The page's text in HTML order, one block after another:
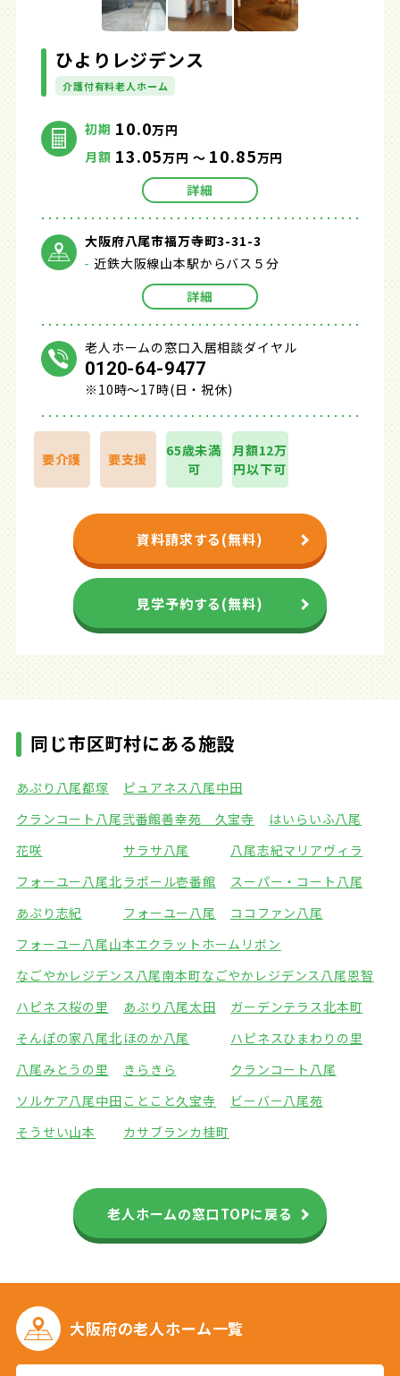
ひよりレジデンス
介護付有料老人ホーム
初期 10.0万円
月額 13.05万円 ～ 10.85万円
詳細
大阪府八尾市福万寺町3-31-3
近鉄大阪線山本駅からバス５分
詳細
老人ホームの窓口入居相談ダイヤル
0120-64-9477
※10時～17時(日・祝休)
要介護 要支援
65歳未満
可
月額12万
円以下可
資料請求する(無料)
見学予約する(無料)
同じ市区町村にある施設
あぷり八尾都塚
ピュアネス八尾中田
クランコート八尾弐番館善幸苑 久宝寺
はいらいふ八尾
花咲
サラサ八尾
八尾志紀マリアヴィラ
フォーユー八尾北ラポール壱番館
スーパー・コート八尾
あぷり志紀
フォーユー八尾
ココファン八尾
フォーユー八尾山本エクラットホームリボン
なごやかレジデンス八尾南本町なごやかレジデンス八尾恩智
ハピネス桜の里
あぷり八尾太田
ガーデンテラス北本町
そんぽの家八尾北 ほのか八尾
ハピネスひまわりの里
八尾みとうの里
きらきら
クランコート八尾
ソルケア八尾中田 ことこと久宝寺
ビーバー八尾苑
そうせい山本
カサブランカ桂町
老人ホームの窓口TOPに戻る
大阪府の老人ホーム一覧